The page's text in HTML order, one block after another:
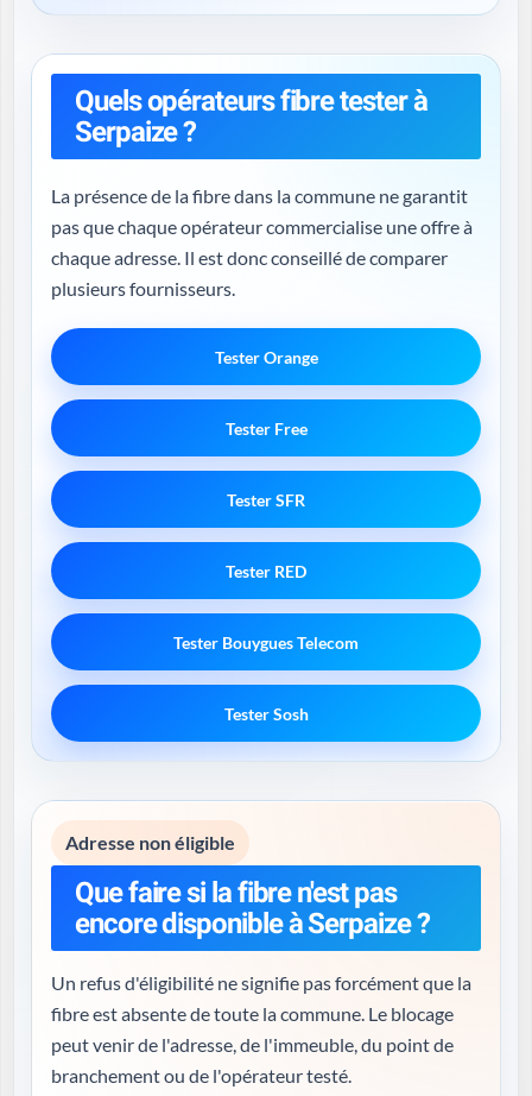
Quels opérateurs fibre tester à
Serpaize ?
La présence de la fibre dans la commune ne garantit
pas que chaque opérateur commercialise une offre à
chaque adresse. Il est donc conseillé de comparer
plusieurs fournisseurs.
Tester Orange
Tester Free
Tester SFR
Tester RED
Tester Bouygues Telecom
Tester Sosh
Adresse non éligible
Que faire si la fibre n'est pas
encore disponible à Serpaize ?
Un refus d'éligibilité ne signifie pas forcément que la
fibre est absente de toute la commune. Le blocage
peut venir de l'adresse, de l'immeuble, du point de
branchement ou de l'opérateur testé.